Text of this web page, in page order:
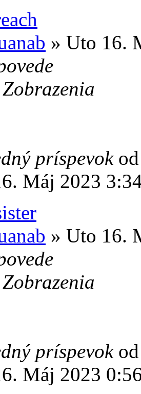
» Uto 16.
Zobrazenia
príspevok
Máj 2023
» Uto 16.
Zobrazenia
príspevok
Máj 2023